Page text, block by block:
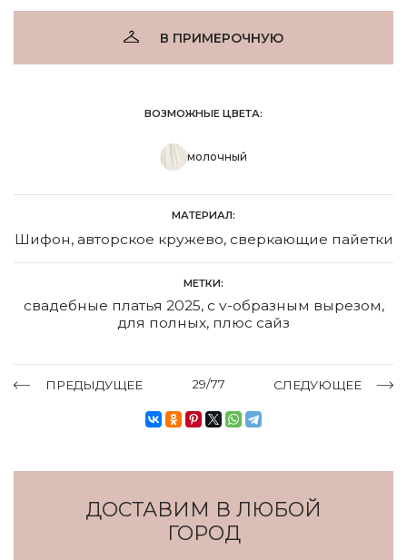
В ПРИМЕРОЧНУЮ
ВОЗМОЖНЫЕ ЦВЕТА:
молочный
МАТЕРИАЛ:
Шифон, авторское кружево, сверкающие пайетки
МЕТКИ:
свадебные платья 2025, с v-образным вырезом,
для полных, плюс сайз
ПРЕДЫДУЩЕЕ 29/77 СЛЕДУЮЩЕЕ
ДОСТАВИМ В ЛЮБОЙ
ГОРОД